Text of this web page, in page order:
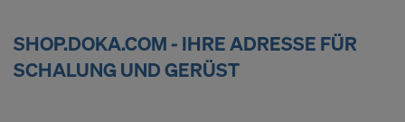
SHOP.DOKA.COM - IHRE ADRESSE FÜR
SCHALUNG UND GERÜST